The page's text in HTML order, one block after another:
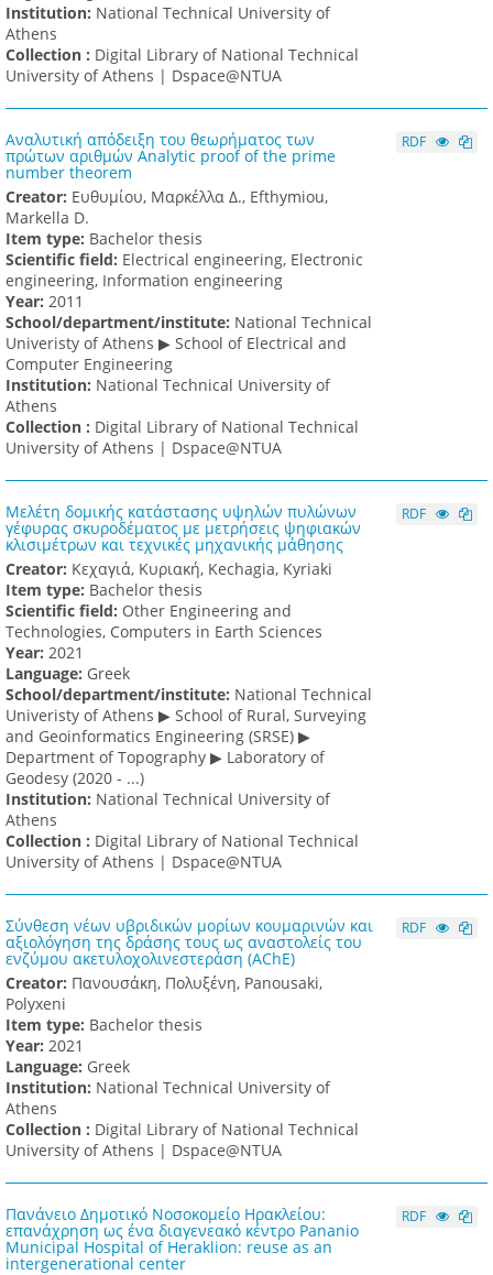
Institution: National Technical University of
Athens
Collection : Digital Library of National Technical
University of Athens | Dspace@NTUA
Αναλυτική απόδειξη του θεωρήματος των
πρώτων αριθμών Analytic proof of the prime
number theorem
Creator: Ευθυμίου, Μαρκέλλα Δ., Efthymiou,
Markella D.
Item type: Bachelor thesis
Scientific field: Electrical engineering, Electronic
engineering, Information engineering
Υear: 2011
School/department/institute: National Technical
Univeristy of Athens ▶ School of Electrical and
Computer Engineering
Institution: National Technical University of
Athens
Collection : Digital Library of National Technical
University of Athens | Dspace@NTUA
RDF
Μελέτη δομικής κατάστασης υψηλών πυλώνων
γέφυρας σκυροδέματος με μετρήσεις ψηφιακών
κλισιμέτρων και τεχνικές μηχανικής μάθησης
Creator: Κεχαγιά, Κυριακή, Kechagia, Kyriaki
Item type: Bachelor thesis
Scientific field: Other Engineering and
Technologies, Computers in Earth Sciences
Υear: 2021
Language: Greek
School/department/institute: National Technical
Univeristy of Athens ▶ School of Rural, Surveying
and Geoinformatics Engineering (SRSE) ▶
Department of Topography ▶ Laboratory of
Geodesy (2020 - ...)
Institution: National Technical University of
Athens
Collection : Digital Library of National Technical
University of Athens | Dspace@NTUA
RDF
Σύνθεση νέων υβριδικών μορίων κουμαρινών και
αξιολόγηση της δράσης τους ως αναστολείς του
ενζύμου ακετυλοχολινεστεράση (AChE)
Creator: Πανουσάκη, Πολυξένη, Panousaki,
Polyxeni
Item type: Bachelor thesis
Υear: 2021
Language: Greek
Institution: National Technical University of
Athens
Collection : Digital Library of National Technical
University of Athens | Dspace@NTUA
RDF
Πανάνειο Δημοτικό Νοσοκομείο Ηρακλείου:
επανάχρηση ως ένα διαγενεακό κέντρο Pananio
Municipal Hospital of Heraklion: reuse as an
intergenerational center
RDF